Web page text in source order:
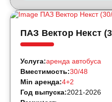
ПАЗ Вектор Некст
Услуга:аренда автобуса
Вместимость:30/48
Min аренда:4+2
Год выпуска:2021-2026